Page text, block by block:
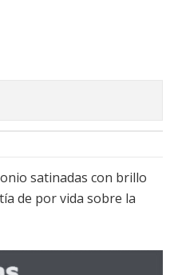
satinadas con brillo
de por vida sobre la